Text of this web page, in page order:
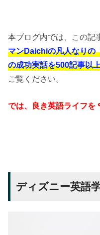
本ブログ内では、この記
マンDaichiの凡人なりの
の成功実話を500記事以
ご覧ください。
ディズニー英語